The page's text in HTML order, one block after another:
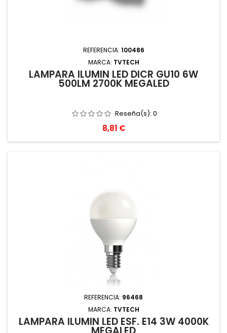
REFERENCIA: 100486
MARCA: TVTECH
LAMPARA ILUMIN LED DICR GU10 6W
500LM 2700K MEGALED
Reseña(s): 0
Precio
8,81 €
REFERENCIA: 96468
MARCA: TVTECH
LAMPARA ILUMIN LED ESF. E14 3W 4000K